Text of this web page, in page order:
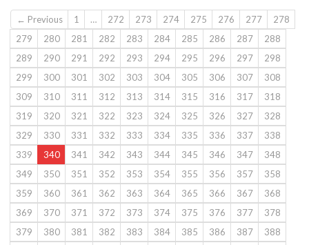
← Previous 1 … 272 273 274 275 276 277
278
279
280 281 282 283 284 285 286 287
288
289
290 291 292 293 294 295 296 297
298
299
300 301 302 303 304 305 306 307
308
309
310 311 312 313 314 315 316 317
318
319
320 321 322 323 324 325 326 327
328
329
330 331 332 333 334 335 336 337
338
339
340 341 342 343 344 345 346 347
348
349
350 351 352 353 354 355 356 357
358
359
360 361 362 363 364 365 366 367
368
369
370 371 372 373 374 375 376 377
378
379
380 381 382 383 384 385 386 387
388